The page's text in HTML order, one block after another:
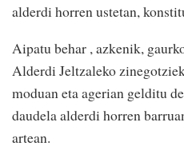
alderdi horren ustetan,
Aipatu behar , azkenik,
Alderdi Jeltzaleko
moduan eta agerian gelditu
daudela alderdi horren
artean.